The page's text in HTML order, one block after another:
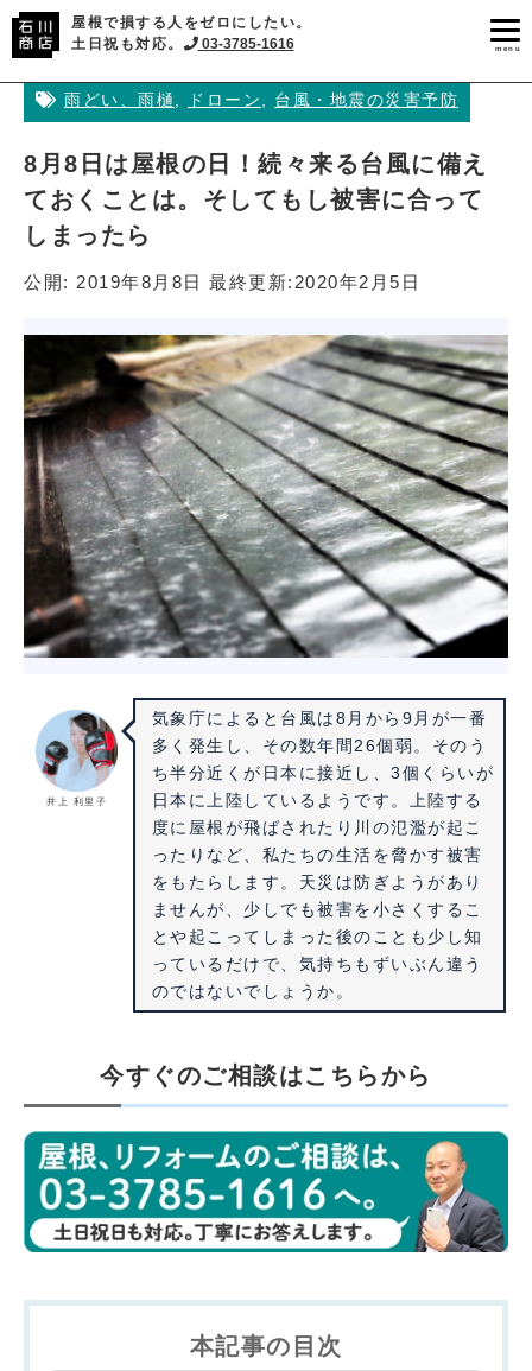
屋根で損する人をゼロにしたい。
土日祝も対応。
03-3785-1616 menu
雨どい、雨樋 , ドローン , 台風・地震の災害予防
8月8日は屋根の日！続々来る台風に備え
ておくことは。そしてもし被害に合って
しまったら
公開: 2019年8月8日 最終更新: 2020年2月5日
井上 利里子
気象庁によると台風は8月から9月が一番
多く発生し、その数年間26個弱。そのう
ち半分近くが日本に接近し、3個くらいが
日本に上陸しているようです。上陸する
度に屋根が飛ばされたり川の氾濫が起こ
ったりなど、私たちの生活を脅かす被害
をもたらします。天災は防ぎようがあり
ませんが、少しでも被害を小さくするこ
とや起こってしまった後のことも少し知
っているだけで、気持ちもずいぶん違う
のではないでしょうか。
今すぐのご相談はこちらから
本記事の目次